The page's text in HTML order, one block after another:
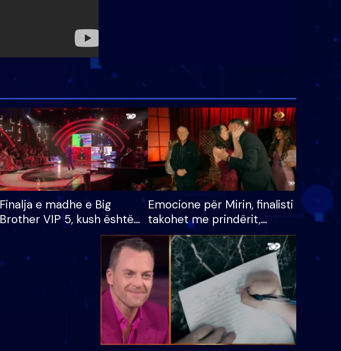
Finalja e madhe e Big
Brother VIP 5, kush është
banori i parë që lë shtëpinë
dhe humb mundësinë për
të fituar çmimin e madh
Emocione për Mirin, finalisti
takohet me prindërit,
vajzën dhe bashkëshorten:
S’kemi ndonjë letër divorci
apo jo?